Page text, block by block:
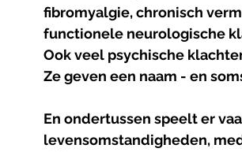
fibromyalgie, chronisch
functionele neurologische
Ook veel psychische
Ze geven een naam - en
En ondertussen speelt er
levensomstandigheden,